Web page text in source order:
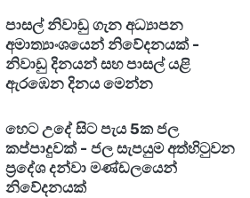
පාසල් නිවාඩු ගැන අධ්‍යාපන
අමාත්‍යාංශයෙන් නිවේදනයක් -
නිවාඩු දිනයන් සහ පාසල් යළි
ඇරඹෙන දිනය මෙන්න
හෙට උදේ සිට පැය 5ක ජල
කප්පාදුවක් - ජල සැපයුම අත්හිටුවන
ප්‍රදේශ දන්වා මණ්ඩලයෙන්
නිවේදනයක්